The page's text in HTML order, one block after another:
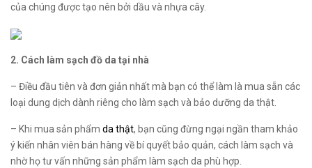
của chúng được tạo nên bởi dầu và nhựa cây.
2. Cách làm sạch đồ da tại nhà
– Điều đầu tiên và đơn giản nhất mà bạn có thể làm là mua sẵn các
loại dung dịch dành riêng cho làm sạch và bảo dưỡng da thật.
– Khi mua sản phẩm da thật, bạn cũng đừng ngại ngần tham khảo
ý kiến nhân viên bán hàng về bí quyết bảo quản, cách làm sạch và
nhờ họ tư vấn những sản phẩm làm sạch da phù hợp.